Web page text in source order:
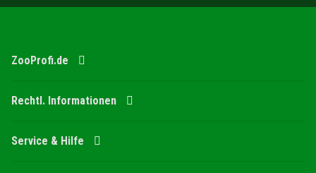
ZooProfi.de
Rechtl. Informationen
Service & Hilfe